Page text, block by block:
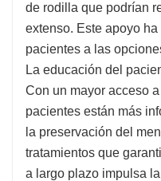
de rodilla que podrían
extenso. Este apoyo
pacientes a las
La educación del
Con un mayor acceso
pacientes están más
la preservación del
tratamientos que
a largo plazo impulsa